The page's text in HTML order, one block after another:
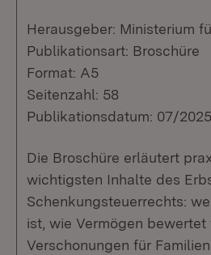
Herausgeber: Ministerium
Publikationsart: Broschüre
Format: A5
Seitenzahl: 58
Publikationsdatum: 07/2025
Die Broschüre erläutert
wichtigsten Inhalte des
Schenkungsteuerrechts:
ist, wie Vermögen bewertet
Verschonungen für